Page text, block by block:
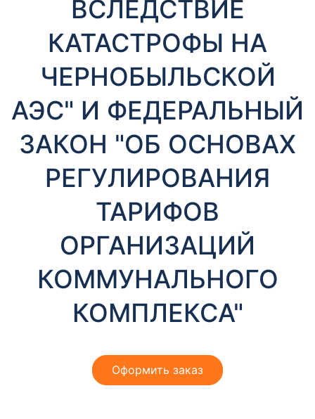
ВСЛЕДСТВИЕ
КАТАСТРОФЫ НА
ЧЕРНОБЫЛЬСКОЙ
АЭС" И ФЕДЕРАЛЬНЫЙ
ЗАКОН "ОБ ОСНОВАХ
РЕГУЛИРОВАНИЯ
ТАРИФОВ
ОРГАНИЗАЦИЙ
КОММУНАЛЬНОГО
КОМПЛЕКСА"
Оформить заказ
необязательны.
Они необходимы
функционирования